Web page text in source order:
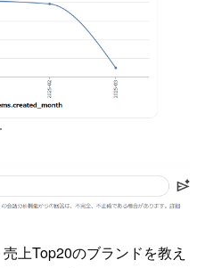
上Top20のブランドを教え